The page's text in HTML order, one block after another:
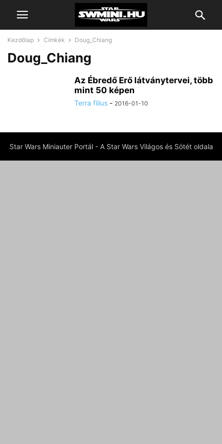
Kezdőlap Címkék Doug_Chiang
Doug_Chiang
Az Ébredő Erő látványtervei, több
mint 50 képen
Terra filius - 2016-01-10
Star Wars Miniauter Portál - A Star Wars Világos és Sötét oldala